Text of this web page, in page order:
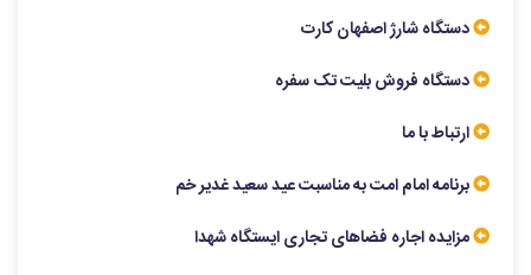
دستگاه شارژ اصفهان کارت
دستگاه فروش بلیت تک سفره
ارتباط با ما
برنامه امام امت به مناسبت عید سعید غدیر خم
مزایده اجاره فضاهای تجاری ایستگاه شهدا